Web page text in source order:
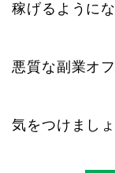
稼げるように
悪質な副業オ
気をつけましょ